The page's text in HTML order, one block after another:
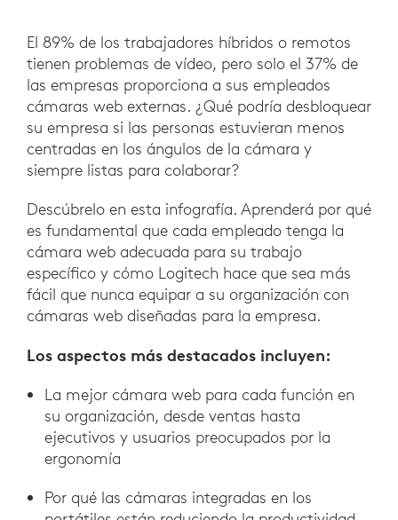
El 89% de los trabajadores híbridos o remotos
tienen problemas de vídeo, pero solo el 37% de
las empresas proporciona a sus empleados
cámaras web externas. ¿Qué podría desbloquear
su empresa si las personas estuvieran menos
centradas en los ángulos de la cámara y
siempre listas para colaborar?
Descúbrelo en esta infografía. Aprenderá por qué
es fundamental que cada empleado tenga la
cámara web adecuada para su trabajo
específico y cómo Logitech hace que sea más
fácil que nunca equipar a su organización con
cámaras web diseñadas para la empresa.
Los aspectos más destacados incluyen:
La mejor cámara web para cada función en
su organización, desde ventas hasta
ejecutivos y usuarios preocupados por la
ergonomía
Por qué las cámaras integradas en los